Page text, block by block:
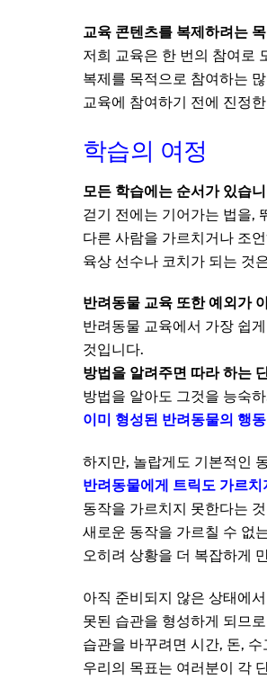
교육 콘텐츠를 복제하려는
저희 교육은 한 번의 참여로
복제를 목적으로 참여하는
교육에 참여하기 전에 진정
학습의 여정
모든 학습에는 순서가 있습
걷기 전에는 기어가는 법을,
다른 사람을 가르치거나 조
육상 선수나 코치가 되는 것
반려동물 교육 또한 예외가
반려동물 교육에서 가장 쉽
것입니다.
방법을 알려주면 따라 하는
방법을 알아도 그것을 능숙
이미 형성된 반려동물의 행
하지만, 놀랍게도 기본적인
반려동물에게 트릭도 가르
동작을 가르치지 못한다는
새로운 동작을 가르칠 수 없
오히려 상황을 더 복잡하게
아직 준비되지 않은 상태에
못된 습관을 형성하게 되므
습관을 바꾸려면 시간, 돈, 수
우리의 목표는 여러분이 각